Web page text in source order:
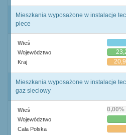
Mieszkania wyposażone w instalacje
piece
Wieś
Województwo
Kraj
Mieszkania wyposażone w instalacje
gaz sieciowy
Wieś 0,00%
Województwo
Cała Polska